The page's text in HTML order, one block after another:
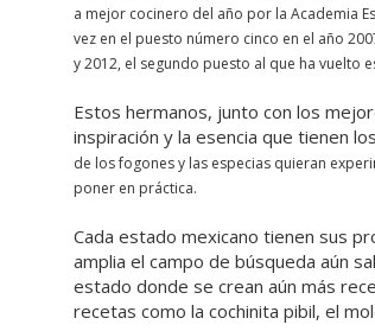
a mejor cocinero del año por la Academia
vez en el puesto número cinco en el año
y 2012, el segundo puesto al que ha vuelto
Estos hermanos, junto con los
inspiración y la esencia que tienen
de los fogones y las especias quieran
poner en práctica.
Cada estado mexicano tienen sus
amplia el campo de búsqueda aún
estado donde se crean aún más
recetas como la cochinita pibil, el